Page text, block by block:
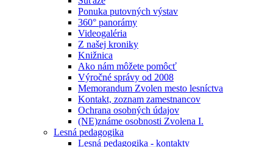
Ponuka putovných výstav
360° panorámy
Videogaléria
Z našej kroniky
Knižnica
Ako nám môžete pomôcť
Výročné správy od 2008
Memorandum Zvolen mesto lesníctva
Kontakt, zoznam zamestnancov
Ochrana osobných údajov
(NE)známe osobnosti Zvolena I.
Lesná pedagogika
Lesná pedagogika - kontakty